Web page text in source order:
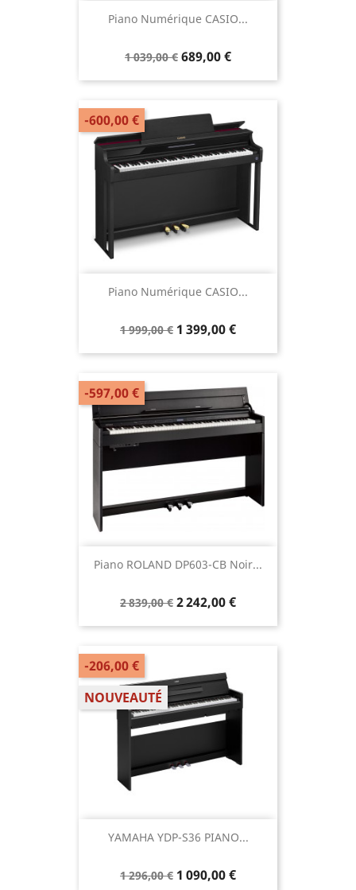
Piano Numérique CASIO...
1 039,00 € 689,00 €
Piano Numérique CASIO...
1 999,00 € 1 399,00 €
-600,00 €
Piano ROLAND DP603-CB Noir...
2 839,00 € 2 242,00 €
-597,00 €
YAMAHA YDP-S36 PIANO...
1 296,00 € 1 090,00 €
-206,00 €
NOUVEAUTÉ